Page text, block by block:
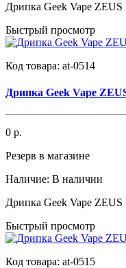
Дрипка Geek Vape
Быстрый просмотр
Код товара: at-0514
Дрипка Geek Vape
0 р.
Резерв в магазине
Наличие: В наличии
Дрипка Geek Vape
Быстрый просмотр
Код товара: at-0515